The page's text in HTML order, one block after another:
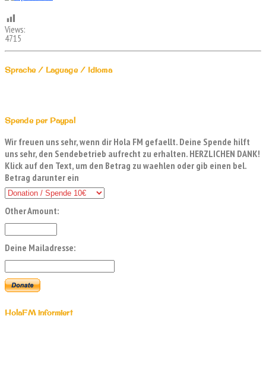
Views:
4715
Sprache / Laguage / Idioma
Spende per Paypal
Wir freuen uns sehr, wenn dir Hola FM gefaellt. Deine Spende hilft
uns sehr, den Sendebetrieb aufrecht zu erhalten. HERZLICHEN DANK!
Klick auf den Text, um den Betrag zu waehlen oder gib einen bel.
Betrag darunter ein
Other Amount:
Deine Mailadresse:
HolaFM informiert